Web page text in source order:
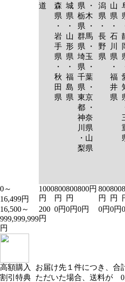
道
森
県
・
岩
手
県
・
秋
田
県
城
県
・
山
形
県
・
福
島
県
県 ・
栃木
県 ・
群馬
県 ・
埼玉
県 ・
千葉
県 ・
東京
都 ・
神奈
川県
・山
梨県
潟
県
・
長
野
県
山
県
・
石
川
県
・
福
井
県
0～
16,499円
1000
円
800
円
800
円
800円 800
円
800
円
16,500～
999,999,999
円
200
円
0円0円0円 0円0円
高額購入
割引特典
お届け先１件につき、
ただいた場合、送料が 0